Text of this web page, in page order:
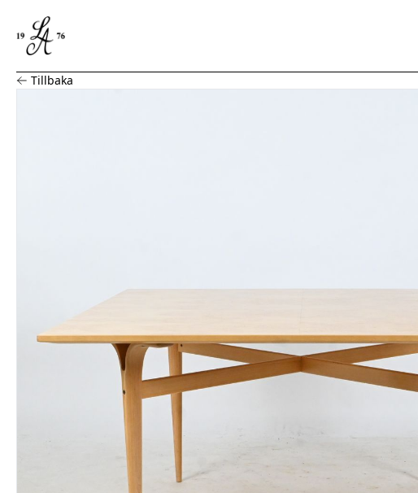
Bruno Mathsson, Soffbord Dux
Tillbaka